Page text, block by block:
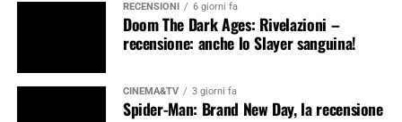
RECENSIONI 6 giorni fa
Doom The Dark Ages: Rivelazioni –
recensione: anche lo Slayer sanguina!
CINEMA&TV 3 giorni fa
Spider-Man: Brand New Day, la recensione